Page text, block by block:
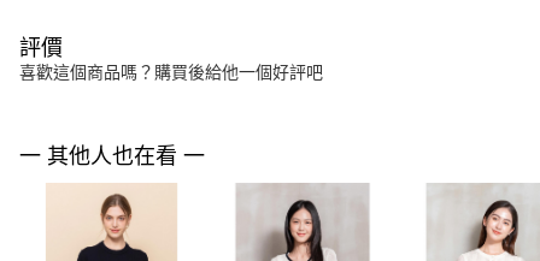
評價
喜歡這個商品嗎？購買後給他一個好評吧
一 其他人也在看 一